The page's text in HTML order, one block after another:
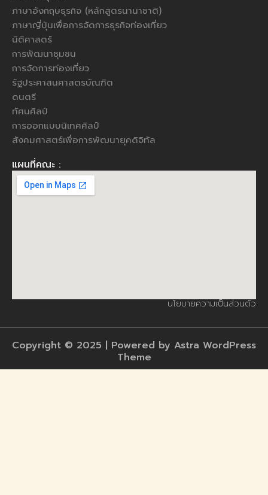
ภาษาอังกฤษธุรกิจ (หลักสูตรนานาชาติ)
ภาษาญี่ปุ่นเพื่อการจัดการธุรกิจท่องเที่ยว
นิติศาสตร์
การพัฒนาชุมชน
การจัดการท่องเที่ยว
รัฐประศาสนศาสตรบัณฑิต
ดนตรี
ทัศนศิลป์
การออกแบบนิเทศศิลป์
สังคมศาสตร์เพื่อการพัฒนายุคดิจิทัล
แผนที่คณะ :
นโยบายความเป็นส่วนตัว
Copyright © 2025 | Powered by Astra WordPress
Theme